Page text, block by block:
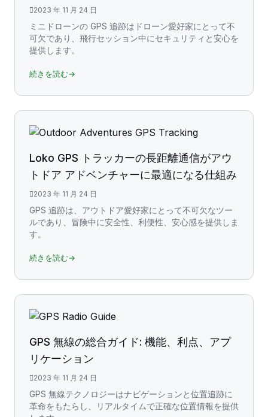
2023 年 11 月 24 日
ミニドローンの GPS 追跡はドローン愛好家にとって不
可欠であり、飛行セッション中にセキュリティと安心を
提供します。
続きを読む→
Loko GPS トラッカーの長距離通信がアウ
トドア アドベンチャーに最適になる仕組み
2023 年 11 月 24 日
GPS 追跡は、アウトドア愛好家にとって不可欠なツー
ルであり、冒険中に安全性、利便性、安心感を提供しま
す。
続きを読む→
GPS 無線の総合ガイド: 機能、利点、アプ
リケーション
2023 年 11 月 24 日
GPS 無線テクノロジーはナビゲーションと位置追跡に
革命をもたらし、リアルタイムで正確な位置情報を提供